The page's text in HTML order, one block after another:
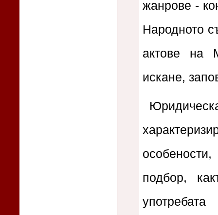
жанрове -
Народното
актове на
искане,
подбор,